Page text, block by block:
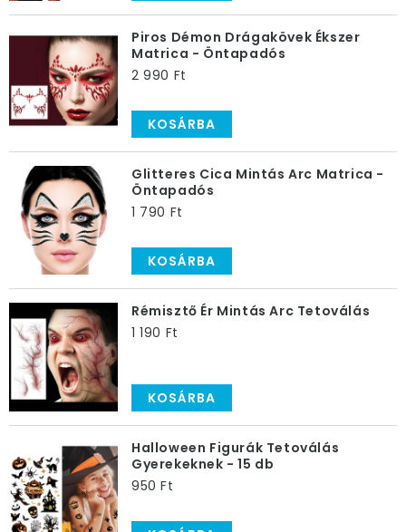
Piros Démon Drágakövek Ékszer
Matrica - Öntapadós
2 990 Ft
KOSÁRBA
Glitteres Cica Mintás Arc Matrica -
Öntapadós
1 790 Ft
KOSÁRBA
Rémisztő Ér Mintás Arc Tetoválás
1 190 Ft
KOSÁRBA
Halloween Figurák Tetoválás
Gyerekeknek - 15 db
950 Ft